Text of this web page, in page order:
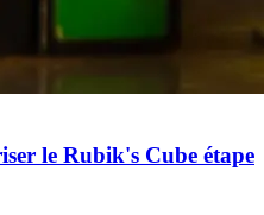
le Rubik's Cube étape